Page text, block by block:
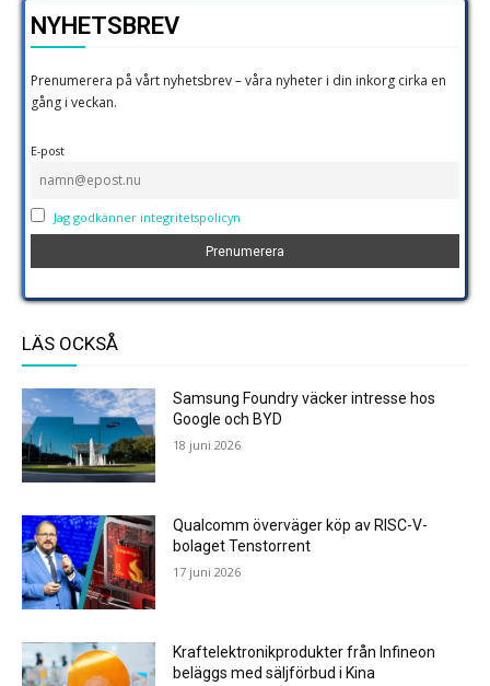
NYHETSBREV
Prenumerera på vårt nyhetsbrev – våra nyheter i din inkorg cirka en
gång i veckan.
E-post
Jag godkänner integritetspolicyn
LÄS OCKSÅ
Samsung Foundry väcker intresse hos
Google och BYD
18 juni 2026
Qualcomm överväger köp av RISC-V-
bolaget Tenstorrent
17 juni 2026
Kraftelektronikprodukter från Infineon
beläggs med säljförbud i Kina